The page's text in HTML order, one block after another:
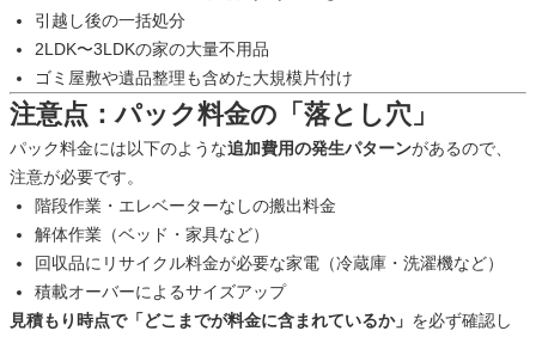
引越し後の一括処分
2LDK〜3LDKの家の大量不用品
ゴミ屋敷や遺品整理も含めた大規模片付け
注意点：パック料金の「落とし穴」
パック料金には以下のような追加費用の発生パターンがあるので、
注意が必要です。
階段作業・エレベーターなしの搬出料金
解体作業（ベッド・家具など）
回収品にリサイクル料金が必要な家電（冷蔵庫・洗濯機など）
積載オーバーによるサイズアップ
見積もり時点で「どこまでが料金に含まれているか」 を必ず確認し